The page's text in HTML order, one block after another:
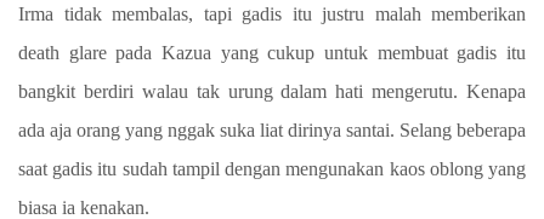
Irma tidak membalas, tapi gadis itu justru malah memberikan
death glare pada Kazua yang cukup untuk membuat gadis itu
bangkit berdiri walau tak urung dalam hati mengerutu. Kenapa
ada aja orang yang nggak suka liat dirinya santai. Selang beberapa
saat gadis itu sudah tampil dengan mengunakan kaos oblong yang
biasa ia kenakan.